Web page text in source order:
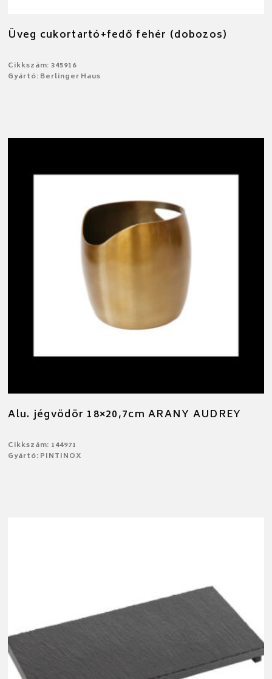
Üveg cukortartó+fedő fehér (dobozos)
Cikkszám: 345916
Gyártó: Berlinger Haus
Alu. jégvödör 18×20,7cm ARANY AUDREY
Cikkszám: 144971
Gyártó: PINTINOX